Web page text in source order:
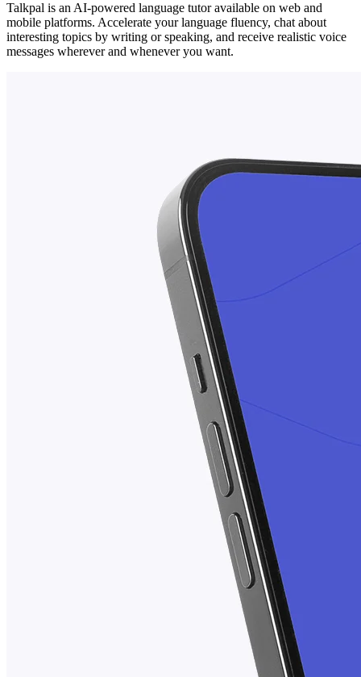
Talkpal is an AI-powered language tutor available on web and
mobile platforms. Accelerate your language fluency, chat about
interesting topics by writing or speaking, and receive realistic voice
messages wherever and whenever you want.